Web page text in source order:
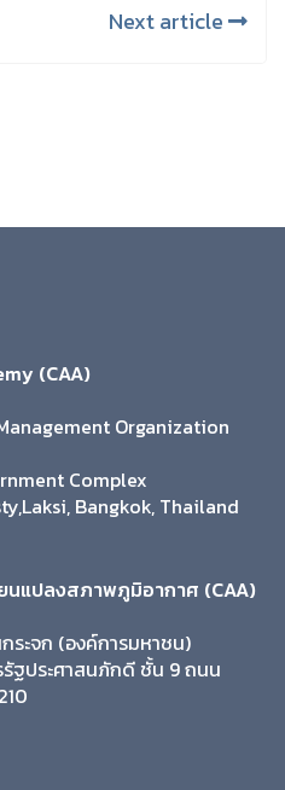
Next article
(CAA)
Organization
Complex
Bangkok, Thailand
นแปลงสภาพภูมิอากาศ (CAA)
ระจก (องค์การมหาชน)
ฐประศาสนภักดี ชั้น 9 ถนน